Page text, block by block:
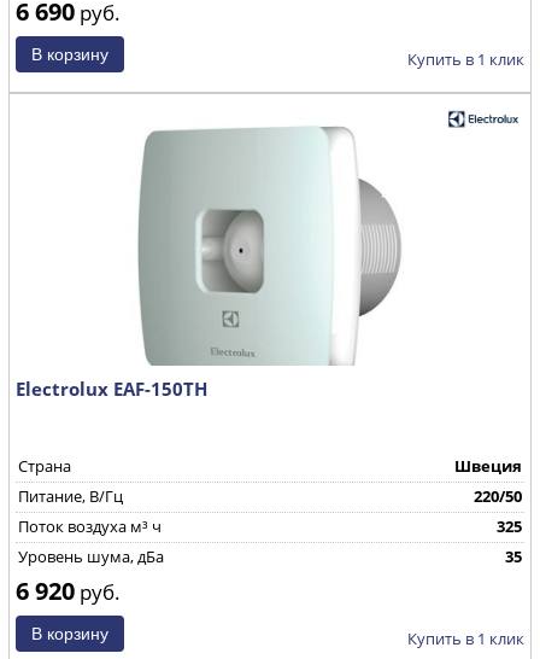
6 690 руб.
Купить в 1 клик
Electrolux EAF-150TH
Страна
Швеция
Питание, В/Гц
220/50
Поток воздуха м³ ч
325
Уровень шума, дБа
35
6 920 руб.
Купить в 1 клик